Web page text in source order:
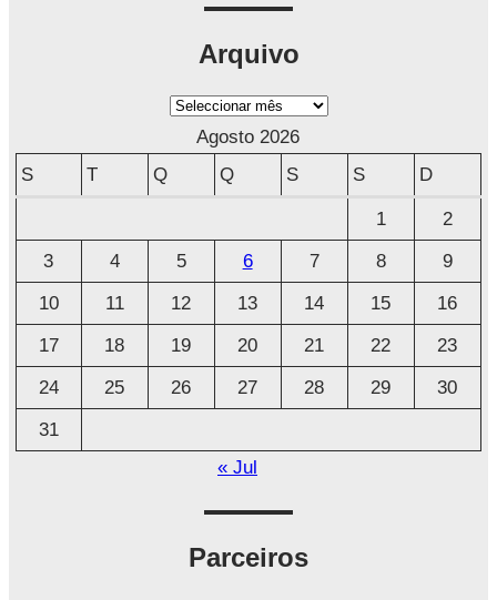
Arquivo
A
v
o
Agosto 2026
S
T Q Q S S D
1
2
3
4 5 6 7 8
9
10
11 12 13 14 15
16
17
18 19 20 21 22
23
24
25 26 27 28 29
30
31
« Jul
Parceiros